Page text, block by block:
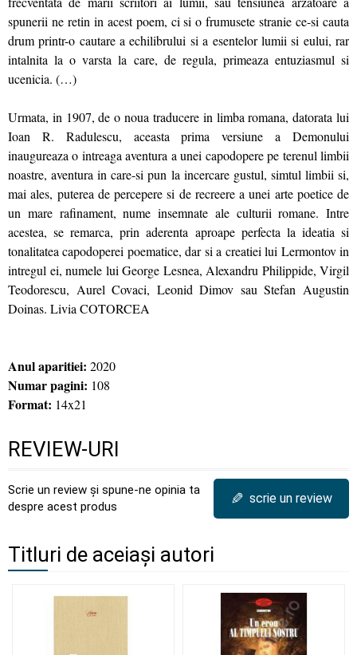
spunerii ne retin in acest poem, ci si o frumusete stranie ce-si cauta
drum printr-o cautare a echilibrului si a esentelor lumii si eului, rar
intalnita la o varsta la care, de regula, primeaza entuziasmul si
ucenicia. (…)
Urmata, in 1907, de o noua traducere in limba romana, datorata lui
Ioan R. Radulescu, aceasta prima versiune a Demonului
inaugureaza o intreaga aventura a unei capodopere pe terenul limbii
noastre, aventura in care-si pun la incercare gustul, simtul limbii si,
mai ales, puterea de percepere si de recreere a unei arte poetice de
un mare rafinament, nume insemnate ale culturii romane. Intre
acestea, se remarca, prin aderenta aproape perfecta la ideatia si
tonalitatea capodoperei poematice, dar si a creatiei lui Lermontov in
intregul ei, numele lui George Lesnea, Alexandru Philippide, Virgil
Teodorescu, Aurel Covaci, Leonid Dimov sau Stefan Augustin
Doinas. Livia COTORCEA
Anul aparitiei: 2020
Numar pagini: 108
Format: 14x21
REVIEW-URI
Scrie un review și spune-ne opinia ta
despre acest produs
✎ scrie un review
Titluri de aceiași autori